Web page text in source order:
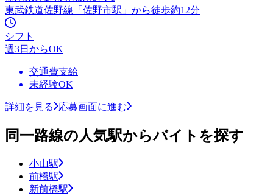
東武鉄道佐野線「佐野市駅」から徒歩約12分
シフト
週3日からOK
交通費支給
未経験OK
詳細を見る 応募画面に進む
同一路線の人気駅からバイトを探す
小山駅
前橋駅
新前橋駅